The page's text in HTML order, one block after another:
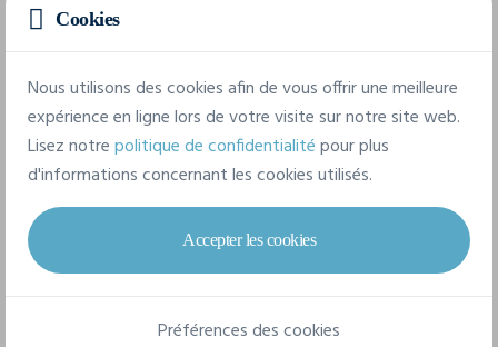
Détails du produit
Caractéristiques
Marque
B&C
Référence
BLONDIE DELUXE
Cookies
Nous utilisons des cookies afin de vous offrir une meilleure
expérience en ligne lors de votre visite sur notre site web.
Lisez notrepolitique de confidentialitépour plus
d'informations concernant les cookies utilisés.
Accepter les cookies
Préférences des cookies